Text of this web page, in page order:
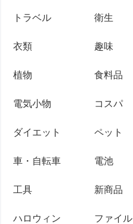
トラベル 衛生
衣類 趣味
植物 食料品
電気小物 コスパ
ダイエット ペット
車・自転車 電池
工具 新商品
ハロウィン ファイル